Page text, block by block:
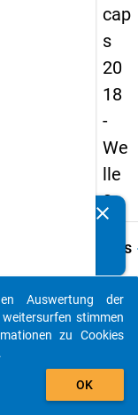
cap
s
20
18
-
We
lle
3
Details
C27
clear
auto_stories
add_shopping_cart
Auswertung der
stimmen
zu Cookies
.
OK